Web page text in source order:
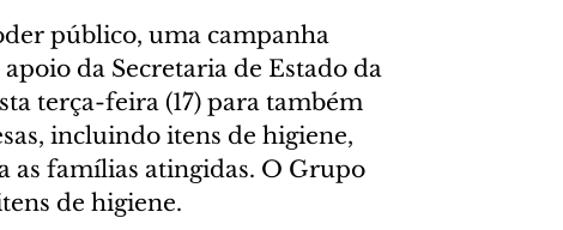
público, uma campanha
da Secretaria de Estado da
terça-feira (17) para também
incluindo itens de higiene,
as famílias atingidas. O Grupo
de higiene.